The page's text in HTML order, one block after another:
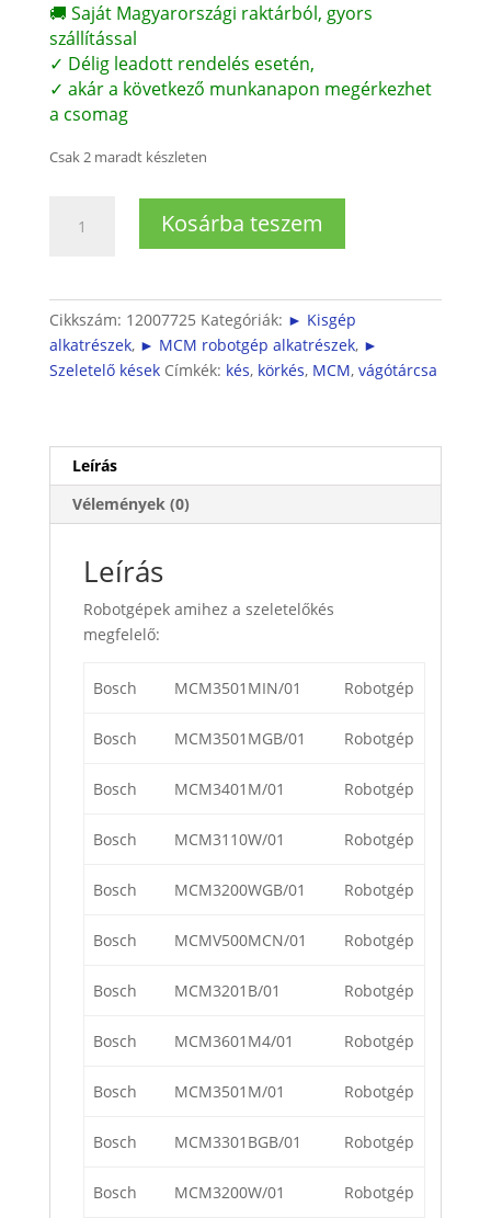
🚚 Saját Magyarországi raktárból, gyors
szállítással
✓ Délig leadott rendelés esetén,
✓ akár a következő munkanapon megérkezhet
a csomag
Csak 2 maradt készleten
szeletelőkés
Kosárba teszem
Cikkszám: 12007725 Kategóriák: ► Kisgép
alkatrészek, ► MCM robotgép alkatrészek, ►
Szeletelő kések Címkék: kés, körkés, MCM, vágótárcsa
Leírás
Vélemények (0)
Leírás
Robotgépek amihez a szeletelőkés
megfelelő:
Bosch MCM3501MIN/01 Robotgép
Bosch MCM3501MGB/01 Robotgép
Bosch MCM3401M/01 Robotgép
Bosch MCM3110W/01 Robotgép
Bosch MCM3200WGB/01 Robotgép
Bosch MCMV500MCN/01 Robotgép
Bosch MCM3201B/01 Robotgép
Bosch MCM3601M4/01 Robotgép
Bosch MCM3501M/01 Robotgép
Bosch MCM3301BGB/01 Robotgép
Bosch MCM3200W/01 Robotgép